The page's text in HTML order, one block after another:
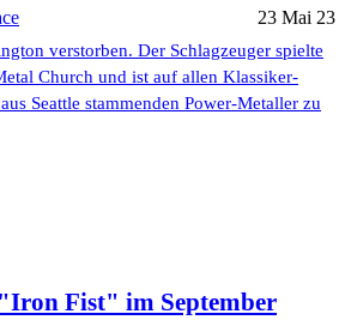
23 Mai 23
verstorben. Der Schlagzeuger spielte
Church und ist auf allen Klassiker-
Seattle stammenden Power-Metaller zu
Fist" im September